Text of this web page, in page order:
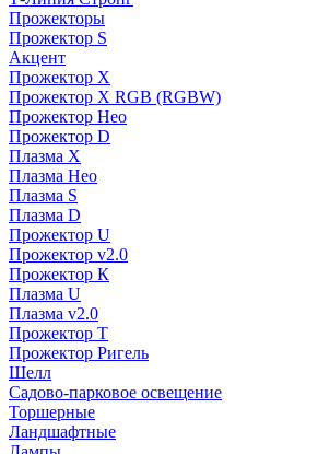
Прожекторы
Прожектор S
Акцент
Прожектор X
Прожектор Х RGB (RGBW)
Прожектор Нео
Прожектор D
Плазма X
Плазма Нео
Плазма S
Плазма D
Прожектор U
Прожектор v2.0
Прожектор К
Плазма U
Плазма v2.0
Прожектор Т
Прожектор Ригель
Шелл
Садово-парковое освещение
Торшерные
Ландшафтные